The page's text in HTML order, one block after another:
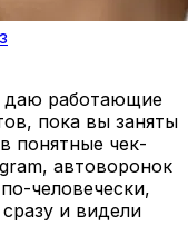
даю работающие
пока вы заняты
понятные чек-
автоворонок
человечески,
и видели